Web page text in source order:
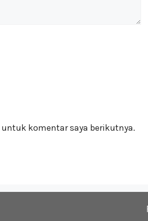
komentar saya berikutnya.